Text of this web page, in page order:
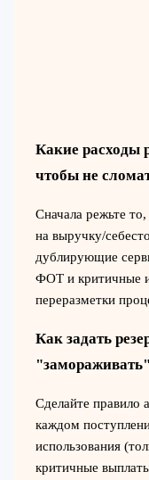
Какие расходы
чтобы не
Сначала режьте
на выручку/
дублирующие
ФОТ и критичные
переразметки
Как задать
Сделайте правило
каждом
использования
критичные